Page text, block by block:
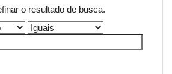
o resultado de busca.